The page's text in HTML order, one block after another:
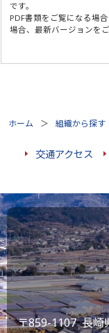
です。
PDF書類をご覧になる場
場合、最新バージョンを
ホーム 組織から探す
交通アクセス
〒859-1107 長崎